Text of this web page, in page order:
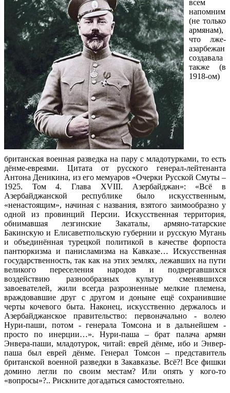
всем
напомним
(не только
армянам),
что лже-
азарбежан
создавала
также (в
1918-ом)
британская военная разведка на пару с младотурками, то есть
дёнме-евреями. Цитата от русского генерал-лейтенанта
Антона Деникина, из его мемуаров «Очерки Русской Смуты –
1925. Том 4. Глава XVIII. Азербайджан»: «Всё в
Азербайджанской республике было искусственным,
«ненастоящим», начиная с названия, взятого заимообразно у
одной из провинций Персии. Искусственная территория,
обнимавшая лезгинские Закаталы, армяно-татарские
Бакинскую и Елисаветпольскую губернии и русскую Мугань
и объединённая турецкой политикой в качестве форпоста
пантюркизма и панисламизма на Кавказе… Искусственная
государственность, так как на этих землях, лежавших на пути
великого переселения народов и подвергавшихся
воздействию разнообразных культур сменявшихся
завоевателей, жили всегда разрозненные мелкие племена,
враждовавшие друг с другом и доныне ещё сохранившие
черты кочевого быта. Наконец, искусственно держалось и
Азербайджанское правительство: первоначально - волею
Нури-паши, потом - генерала Томсона и в дальнейшем -
просто по инерции…». Нури-паша – брат палача армян
Энвера-паши, младотурок, читай: еврей дёнме, ибо и Энвер-
паша был еврей дёнме. Генерал Томсон – представитель
британской военной разведки в Закавказье. Всё?! Все фишки
домино легли по своим местам? Или опять у кого-то
«вопросы»?.. Рискните догадаться самостоятельно.